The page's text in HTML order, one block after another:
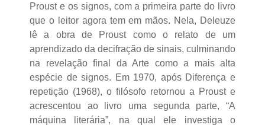
Proust e os signos, com a primeira parte do livro
que o leitor agora tem em mãos. Nela, Deleuze
lê a obra de Proust como o relato de um
aprendizado da decifração de sinais, culminando
na revelação final da Arte como a mais alta
espécie de signos. Em 1970, após Diferença e
repetição (1968), o filósofo retornou a Proust e
acrescentou ao livro uma segunda parte, “A
máquina literária”, na qual ele investiga o